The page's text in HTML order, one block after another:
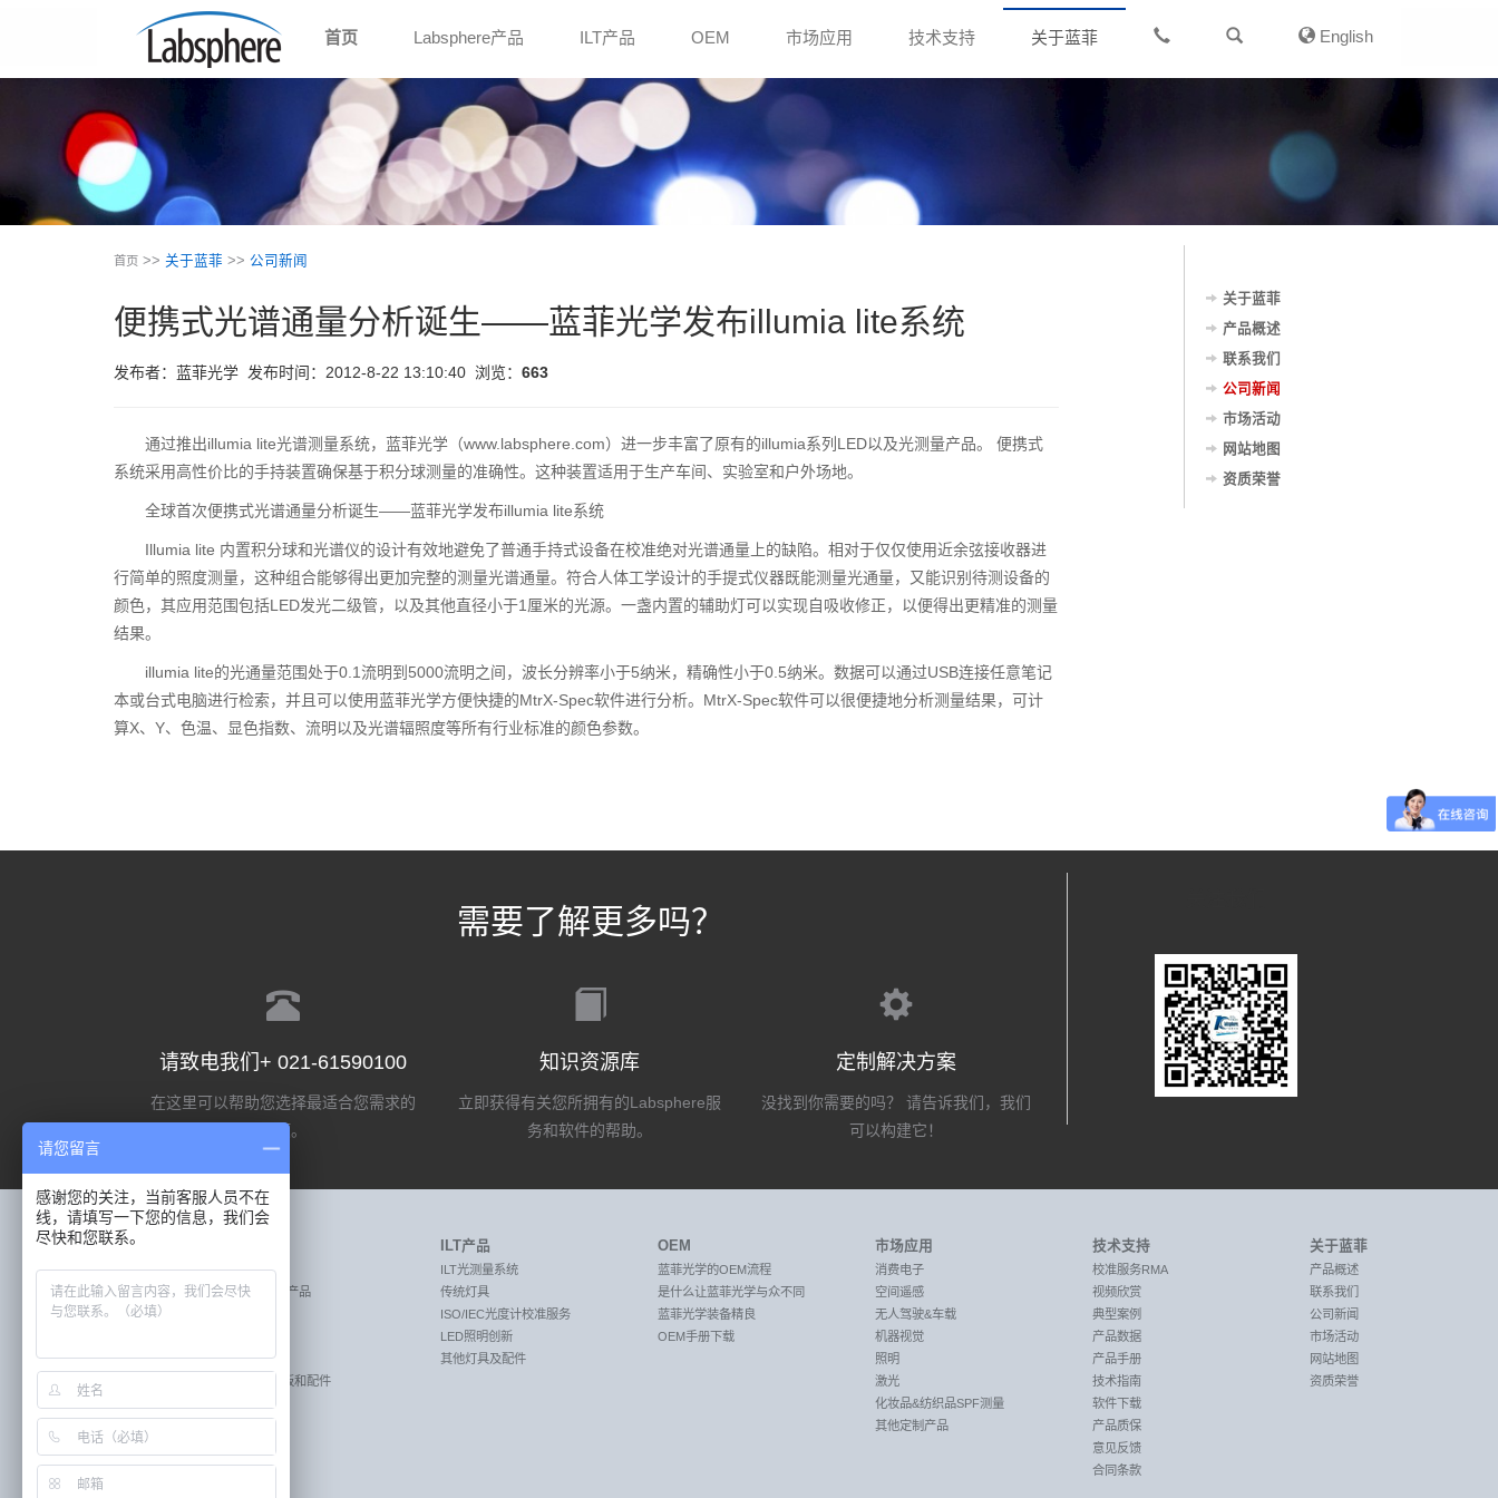
首页 Labsphere产品 ILT产品 OEM 市场应用 技术支持 关于蓝菲 English
首页 >> 关于蓝菲 >> 公司新闻
便携式光谱通量分析诞生——蓝菲光学发布illumia lite系统
发布者：蓝菲光学 发布时间：2012-8-22 13:10:40 浏览： 663
通过推出illumia lite光谱测量系统，蓝菲光学（www.labsphere.com）进一步丰富了原有的illumia系列LED以及光测量产品。 便携式
系统采用高性价比的手持装置确保基于积分球测量的准确性。这种装置适用于生产车间、实验室和户外场地。
全球首次便携式光谱通量分析诞生——蓝菲光学发布illumia lite系统
Illumia lite 内置积分球和光谱仪的设计有效地避免了普通手持式设备在校准绝对光谱通量上的缺陷。相对于仅仅使用近余弦接收器进
行简单的照度测量，这种组合能够得出更加完整的测量光谱通量。符合人体工学设计的手提式仪器既能测量光通量，又能识别待测设备的
颜色，其应用范围包括LED发光二级管，以及其他直径小于1厘米的光源。一盏内置的辅助灯可以实现自吸收修正，以便得出更精准的测量
结果。
illumia lite的光通量范围处于0.1流明到5000流明之间，波长分辨率小于5纳米，精确性小于0.5纳米。数据可以通过USB连接任意笔记
本或台式电脑进行检索，并且可以使用蓝菲光学方便快捷的MtrX-Spec软件进行分析。MtrX-Spec软件可以很便捷地分析测量结果，可计
算X、Y、色温、显色指数、流明以及光谱辐照度等所有行业标准的颜色参数。
关于蓝菲
产品概述
联系我们
公司新闻
市场活动
网站地图
资质荣誉
需要了解更多吗？
请致电我们+ 021-61590100
在这里可以帮助您选择最适合您需求的
选项。
知识资源库
立即获得有关您所拥有的Labsphere服
务和软件的帮助。
定制解决方案
没找到你需要的吗？ 请告诉我们，我们
可以构建它！
Labsphere产品
MEASURE:激光测量产品
MEASURE:透射率和反射率测量产品
MEASURE:照明光测量产品
CREATE:遥感校准系统
REFLECT:漫反射目标板，标准板和配件
积分球和套件
仪器与配件
ILT产品
ILT光测量系统
传统灯具
ISO/IEC光度计校准服务
LED照明创新
其他灯具及配件
OEM
蓝菲光学的OEM流程
是什么让蓝菲光学与众不同
蓝菲光学装备精良
OEM手册下载
市场应用
消费电子
空间遥感
无人驾驶&车载
机器视觉
照明
激光
化妆品&纺织品SPF测量
其他定制产品
技术支持
校准服务RMA
视频欣赏
典型案例
产品数据
产品手册
技术指南
软件下载
产品质保
意见反馈
合同条款
关于蓝菲
产品概述
联系我们
公司新闻
市场活动
网站地图
资质荣誉
请您留言
感谢您的关注，当前客服人员不在
线，请填写一下您的信息，我们会
尽快和您联系。